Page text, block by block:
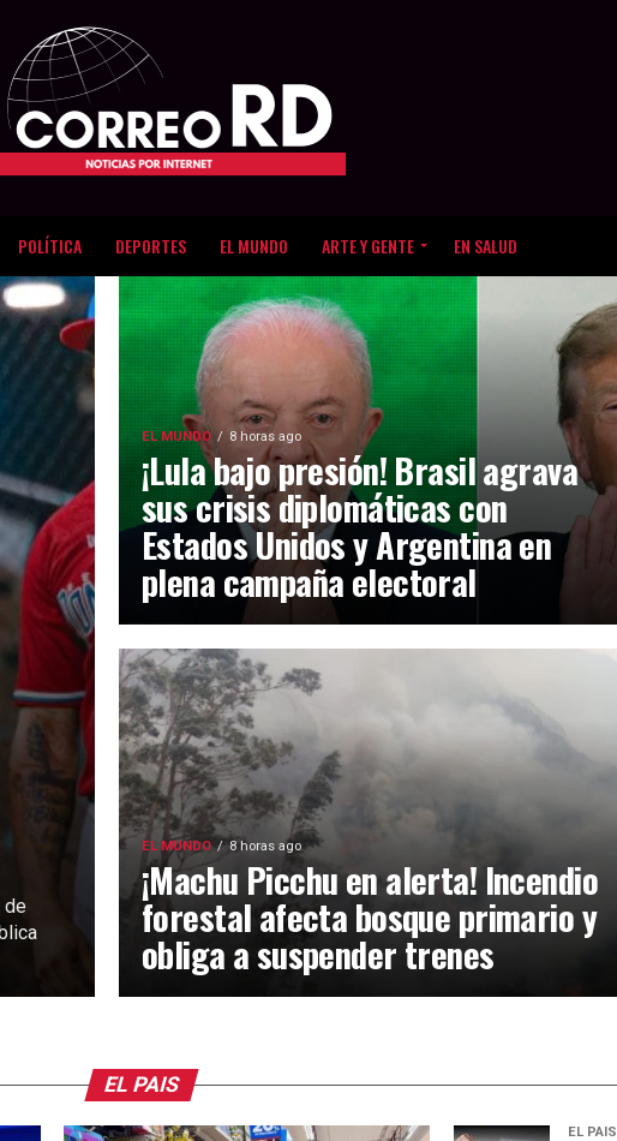
POLÍTICA DEPORTES EL MUNDO ARTE Y GENTE EN SALUD
de
EL MUNDO 8 horas ago
¡Lula bajo presión! Brasil agrava
sus crisis diplomáticas con
Estados Unidos y Argentina en
plena campaña electoral
EL MUNDO 8 horas ago
¡Machu Picchu en alerta! Incendio
forestal afecta bosque primario y
obliga a suspender trenes
EL PAIS
EL PAIS